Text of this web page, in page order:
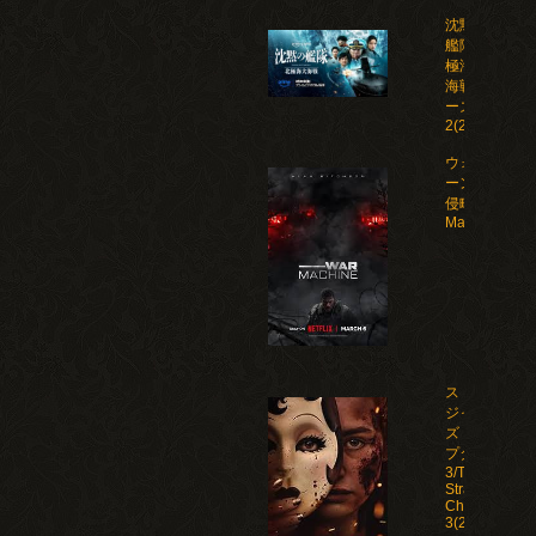
沈黙の
艦隊 北
極海大
海戦 シ
ーズン
2(2026)
ウォー・マシ
ーン: 未知な
侵略者/War
ストレン
ジャー
ズ：チャ
プター
3/The
Strangers:
Chapter
3(2026)